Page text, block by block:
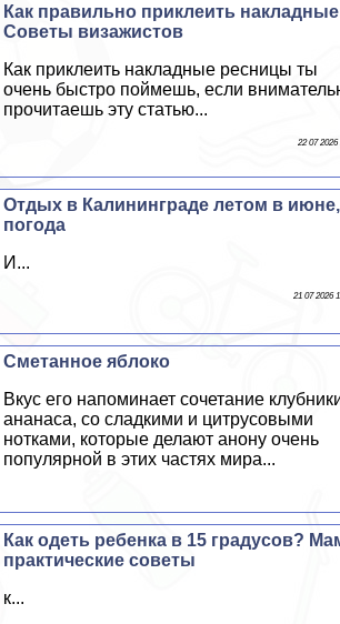
Как правильно приклеить
Советы визажистов
Как приклеить накладные ресницы ты
очень быстро поймешь, если
прочитаешь эту статью...
22 07 2026
Отдых в Калининграде летом в
погода
И...
21 07 2026
Сметанное яблоко
Вкус его напоминает сочетание
ананаса, со сладкими и цитрусовыми
нотками, которые делают анону очень
популярной в этих частях мира...
Как одеть ребенка в 15 градусов?
пpaктические советы
к...